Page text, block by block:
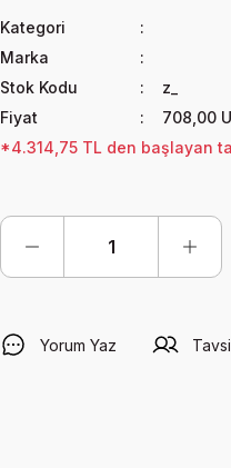
Kategori
Marka
Stok Kodu
z_
Fiyat
708,00
*4.314,75 TL den başlayan
Yorum Yaz